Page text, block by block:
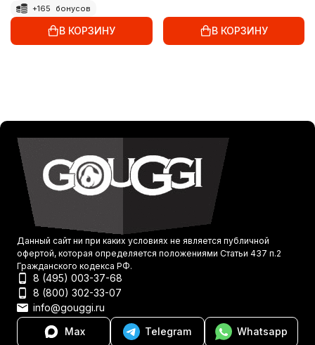
+165 бонусов
В КОРЗИНУ В КОРЗИНУ
Данный сайт ни при каких условиях не является публичной
офертой, которая определяется положениями Статьи 437 п.2
Гражданского кодекса РФ.
8 (495) 003-37-68
8 (800) 302-33-07
info@gouggi.ru
Max
Telegram Whatsapp